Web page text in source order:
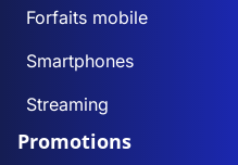
Forfaits mobile
Smartphones
Streaming
Promotions